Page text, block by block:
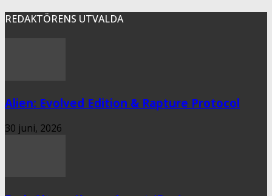
REDAKTÖRENS UTVALDA
Alien: Evolved Edition & Rapture Protocol
30 juni, 2026